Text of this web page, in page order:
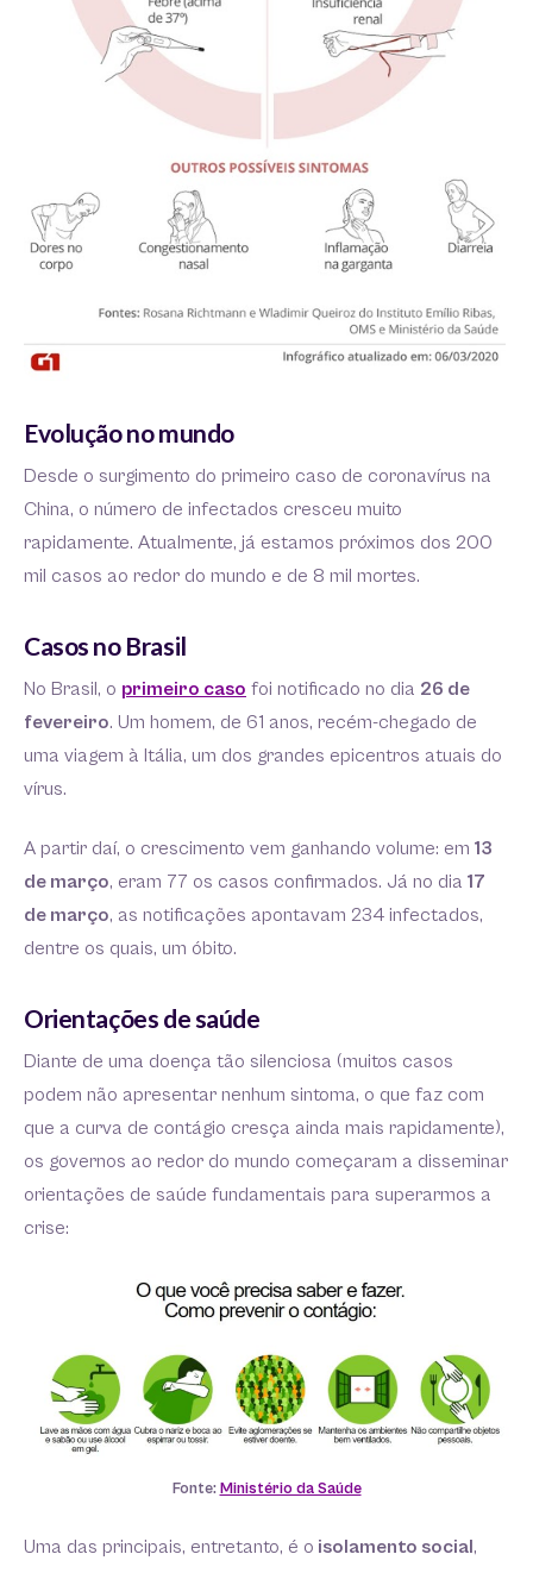
Evolução no mundo
Desde o surgimento do primeiro caso de coronavírus na
China, o número de infectados cresceu muito
rapidamente. Atualmente, já estamos próximos dos 200
mil casos ao redor do mundo e de 8 mil mortes.
Casos no Brasil
No Brasil, o primeiro caso foi notificado no dia 26 de
fevereiro. Um homem, de 61 anos, recém-chegado de
uma viagem à Itália, um dos grandes epicentros atuais do
vírus.
A partir daí, o crescimento vem ganhando volume: em 13
de março, eram 77 os casos confirmados. Já no dia 17
de março, as notificações apontavam 234 infectados,
dentre os quais, um óbito.
Orientações de saúde
Diante de uma doença tão silenciosa (muitos casos
podem não apresentar nenhum sintoma, o que faz com
que a curva de contágio cresça ainda mais rapidamente),
os governos ao redor do mundo começaram a disseminar
orientações de saúde fundamentais para superarmos a
crise:
Fonte: Ministério da Saúde
Uma das principais, entretanto, é o isolamento social,